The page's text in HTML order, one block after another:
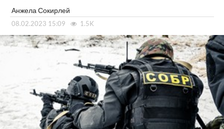
Анжела Сокирлей
08.02.2023 15:09 1.5K